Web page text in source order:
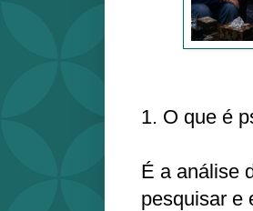
1. O que é
É a análise
pesquisar e